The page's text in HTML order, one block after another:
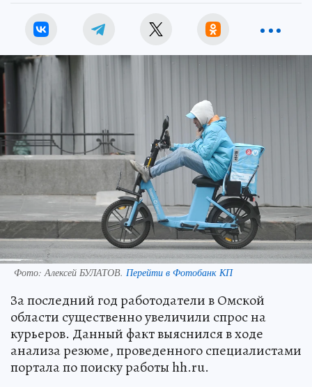
Фото:Алексей БУЛАТОВ. Перейти в Фотобанк КП
За последний год работодатели в Омской
области существенно увеличили спрос на
курьеров. Данный факт выяснился в ходе
анализа резюме, проведенного специалистами
портала по поиску работы hh.ru.